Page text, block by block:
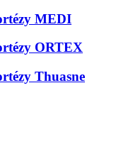
MEDI
ORTEX
Thuasne